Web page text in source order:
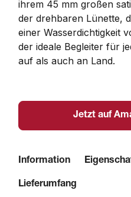
ihrem 45 mm großen
der drehbaren Lünette,
einer Wasserdichtigkeit
der ideale Begleiter für
auf als auch an Land.
Jetzt auf
Information
Lieferumfang